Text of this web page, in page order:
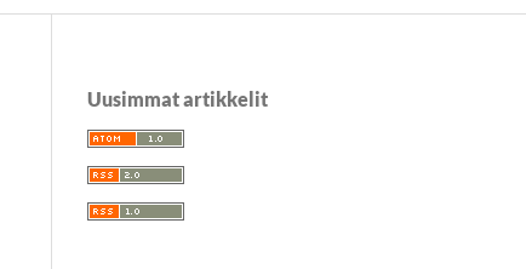
Uusimmat artikkelit